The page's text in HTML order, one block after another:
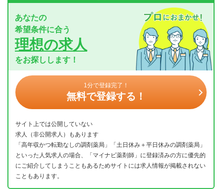
あなたの
希望条件に合う
理想の求人
をお探しします！
1分で登録完了！
無料で登録する！
サイト上では公開していない
求人（非公開求人）もあります
「高年収かつ転勤なしの調剤薬局」「土日休み＋平日休みの調剤薬局」
といった人気求人の場合、「マイナビ薬剤師」に登録済みの方に優先的
にご紹介してしまうこともあるためサイトには求人情報が掲載されない
こともあります。